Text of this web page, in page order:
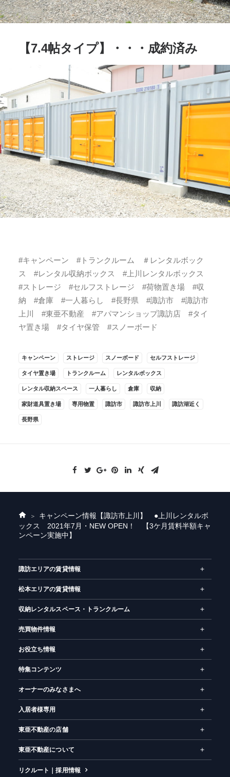
【7.4帖タイプ】・・・成約済み
#キャンペーン #トランクルーム ＃レンタルボック
ス #レンタル収納ボックス #上川レンタルボックス
#ストレージ #セルフストレージ #荷物置き場 #収
納 #倉庫 #一人暮らし #長野県 #諏訪市 #諏訪市
上川 #東亜不動産 #アパマンショップ諏訪店 #タイ
ヤ置き場 #タイヤ保管 #スノーボード
キャンペーン ストレージ スノーボード セルフストレージ
タイヤ置き場 トランクルーム レンタルボックス
レンタル収納スペース 一人暮らし 倉庫 収納
家財道具置き場 専用物置 諏訪市 諏訪市上川 諏訪湖近く
長野県
ホ
ー
ム
キャンペーン情報 【諏訪市上川】 ●上川レンタルボ
ックス 2021年7月・NEW OPEN！ 【3ケ月賃料半額キャ
ンペーン実施中】
諏訪エリアの賃貸情報
松本エリアの賃貸情報
収納レンタルスペース・トランクルーム
売買物件情報
お役立ち情報
特集コンテンツ
オーナーのみなさまへ
入居者様専用
東亜不動産の店舗
東亜不動産について
リクルート｜採用情報